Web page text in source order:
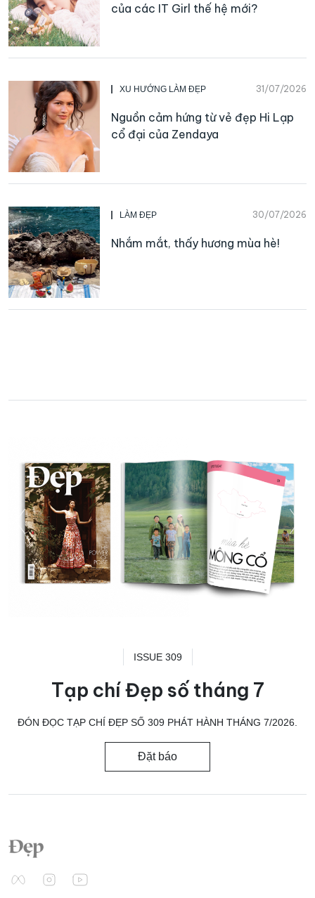
của các IT Girl thế hệ mới?
XU HƯỚNG LÀM ĐẸP 31/07/2026
Nguồn cảm hứng từ vẻ đẹp Hi Lạp
cổ đại của Zendaya
LÀM ĐẸP 30/07/2026
Nhắm mắt, thấy hương mùa hè!
ISSUE 309
Tạp chí Đẹp số tháng 7
ĐÓN ĐỌC TẠP CHÍ ĐẸP SỐ 309 PHÁT HÀNH THÁNG 7/2026.
Đặt báo